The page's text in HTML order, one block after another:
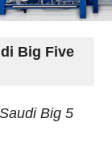
Big Five
Saudi Big 5